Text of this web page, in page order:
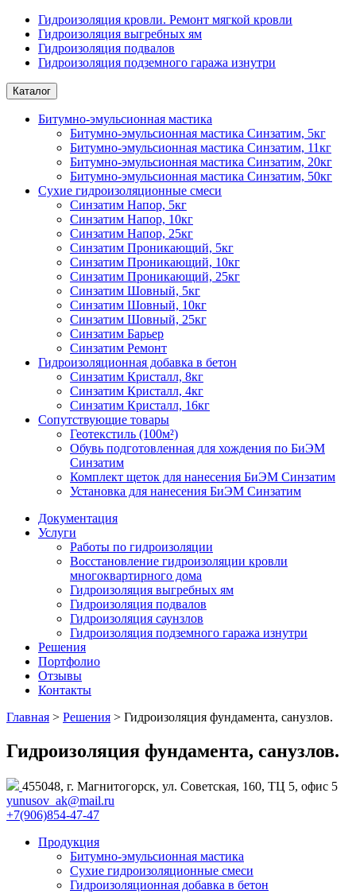
Гидроизоляция кровли. Ремонт мягкой кровли
Гидроизоляция выгребных ям
Гидроизоляция подвалов
Гидроизоляция подземного гаража изнутри
Каталог
Битумно-эмульсионная мастика
Битумно-эмульсионная мастика Синзатим, 5кг
Битумно-эмульсионная мастика Синзатим, 11кг
Битумно-эмульсионная мастика Синзатим, 20кг
Битумно-эмульсионная мастика Синзатим, 50кг
Сухие гидроизоляционные смеси
Синзатим Напор, 5кг
Синзатим Напор, 10кг
Синзатим Напор, 25кг
Синзатим Проникающий, 5кг
Синзатим Проникающий, 10кг
Синзатим Проникающий, 25кг
Синзатим Шовный, 5кг
Синзатим Шовный, 10кг
Синзатим Шовный, 25кг
Синзатим Барьер
Синзатим Ремонт
Гидроизоляционная добавка в бетон
Синзатим Кристалл, 8кг
Синзатим Кристалл, 4кг
Синзатим Кристалл, 16кг
Сопутствующие товары
Геотекстиль (100м²)
Обувь подготовленная для хождения по БиЭМ
Синзатим
Комплект щеток для нанесения БиЭМ Синзатим
Установка для нанесения БиЭМ Синзатим
Документация
Услуги
Работы по гидроизоляции
Восстановление гидроизоляции кровли
многоквартирного дома
Гидроизоляция выгребных ям
Гидроизоляция подвалов
Гидроизоляция саунзлов
Гидроизоляция подземного гаража изнутри
Решения
Портфолио
Отзывы
Контакты
Главная > Решения > Гидроизоляция фундамента, санузлов.
Гидроизоляция фундамента, санузлов.
455048, г. Магнитогорск, ул. Советская, 160, ТЦ 5, офис 5
yunusov_ak@mail.ru
+7(906)854-47-47
Продукция
Битумно-эмульсионная мастика
Сухие гидроизоляционные смеси
Гидроизоляционная добавка в бетон